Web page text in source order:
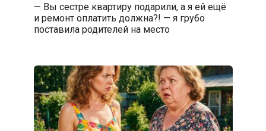
— Вы сестре квартиру подарили, а я ей ещё
и ремонт оплатить должна?! — я грубо
поставила родителей на место